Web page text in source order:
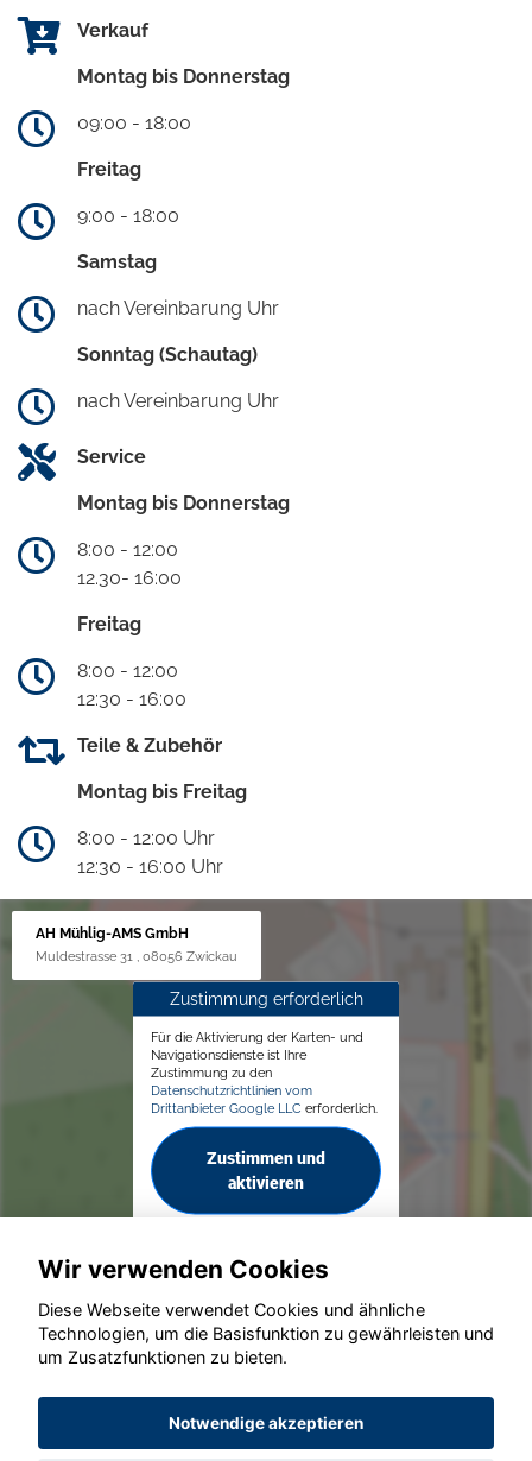
Verkauf
Montag bis Donnerstag
09:00 - 18:00
Freitag
9:00 - 18:00
Samstag
nach Vereinbarung Uhr
Sonntag (Schautag)
nach Vereinbarung Uhr
Service
Montag bis Donnerstag
8:00 - 12:00
12.30- 16:00
Freitag
8:00 - 12:00
12:30 - 16:00
Teile & Zubehör
Montag bis Freitag
8:00 - 12:00 Uhr
12:30 - 16:00 Uhr
AH Mühlig-AMS GmbH
Muldestrasse 31 , 08056 Zwickau
Zustimmung erforderlich
Für die Aktivierung der Karten- und
Navigationsdienste ist Ihre
Zustimmung zu den
Datenschutzrichtlinien vom
Drittanbieter Google LLC erforderlich.
Zustimmen und
aktivieren
© konjunkturmotor.de GmbH 2020 - 2026
Wir verwenden Cookies
Diese Webseite verwendet Cookies und ähnliche
Technologien, um die Basisfunktion zu gewährleisten und
um Zusatzfunktionen zu bieten.
Notwendige akzeptieren